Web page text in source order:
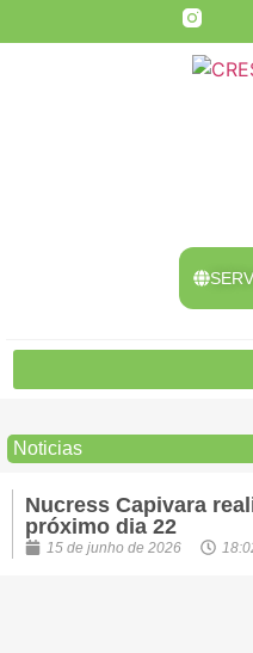
Noticias
Nucress Capivara
próximo dia 22
15 de junho de 2026